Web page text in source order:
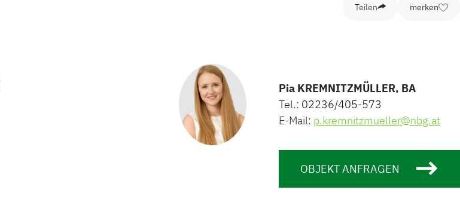
Teilen merken
Pia KREMNITZMÜLLER, BA
Tel.: 02236/405-573
E-Mail: p.kremnitzmueller@nbg.at
OBJEKT ANFRAGEN